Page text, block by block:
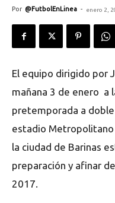
Por @FutbolEnLinea - enero 2,
El equipo dirigido por
mañana 3 de enero a
pretemporada a
estadio Metropolitano
la ciudad de Barinas
preparación y afinar
2017.